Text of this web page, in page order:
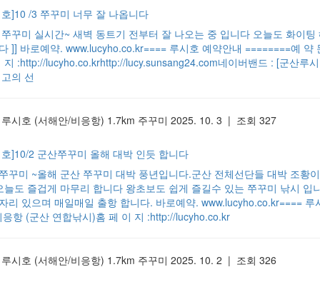
]10 /3 쭈꾸미 너무 잘 나옵니다
꾸미 실시간~ 새벽 동트기 전부터 잘 나오는 중 입니다 오늘도 화이
]] 바로예약. www.lucyho.co.kr==== 루시호 예약안내 ========예
지 :http://lucyho.co.krhttp://lucy.sunsang24.com네이버밴드 : [군산
의 선
시호 (서해안/비응항) 1.7km 주꾸미 2025. 10. 3 | 조회 327
]10/2 군산쭈꾸미 올해 대박 인듯 합니다
꾸미 ~올해 군산 쭈꾸미 대박 풍년입니다.군산 전체선단들 대박 조황
늘도 즐겁게 마무리 합니다 왕초보도 쉽게 즐길수 있는 쭈꾸미 낚시
리 있으며 매일매일 출항 합니다. 바로예약. www.lucyho.co.kr====
응항 (군산 연합낚시)홈 페 이 지 :http://lucyho.co.kr
시호 (서해안/비응항) 1.7km 주꾸미 2025. 10. 2 | 조회 326